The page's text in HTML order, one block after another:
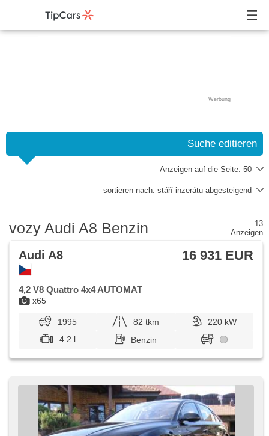
Werbung
Suche editieren
Anzeigen auf die Seite: 50
sortieren nach: stáří inzerátu abgesteigend
vozy Audi A8 Benzin
13
Anzeigen
x65
Audi A8 16 931 EUR
4,2 V8 Quattro 4x4 AUTOMAT
1995 82 tkm
220 kW
4.2 l
Benzin